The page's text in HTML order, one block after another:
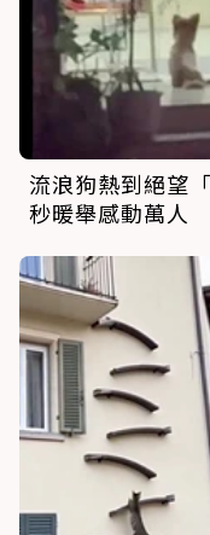
流浪狗熱到絕望
秒暖舉感動萬人